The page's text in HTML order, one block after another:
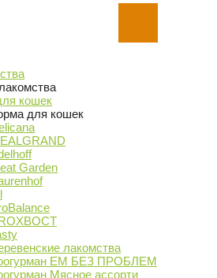
кошек
для кошек
Garden
лакомства
ЕМ БЕЗ ПРОБЛЕМ
Мясное ассорти